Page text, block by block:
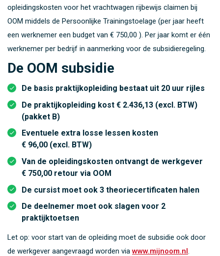
opleidingskosten voor het vrachtwagen rijbewijs claimen bij
OOM middels de Persoonlijke Trainingstoelage (per jaar heeft
een werknemer een budget van € 750,00 ). Per jaar komt er één
werknemer per bedrijf in aanmerking voor de subsidieregeling.
De OOM subsidie
De basis praktijkopleiding bestaat uit 20 uur rijles
De praktijkopleiding kost € 2.436,13 (excl. BTW)
(pakket B)
Eventuele extra losse lessen kosten
€ 96,00 (excl. BTW)
Van de opleidingskosten ontvangt de werkgever
€ 750,00retour via OOM
De cursist moet ook 3 theoriecertificaten halen
De deelnemer moet ook slagen voor 2
praktijktoetsen
Let op: voor start van de opleiding moet de subsidie ook door
de werkgever aangevraagd worden via www.mijnoom.nl.